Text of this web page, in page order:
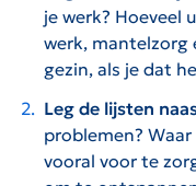
je werk? Hoeveel
werk, mantelzorg
gezin, als je dat
Leg de lijsten
problemen?
vooral voor te